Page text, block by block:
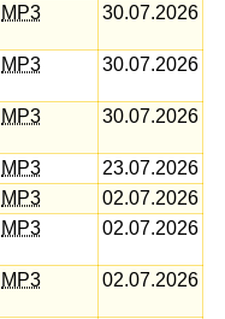
MP3 30.07.2026
MP3 30.07.2026
MP3 30.07.2026
MP3
23.07.2026
MP3
02.07.2026
MP3 02.07.2026
MP3 02.07.2026